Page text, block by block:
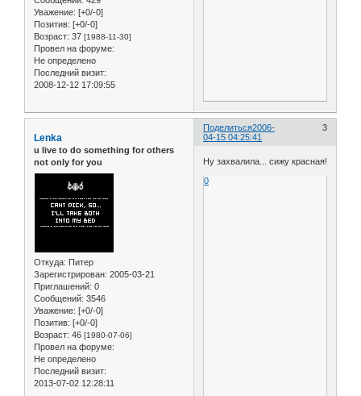
Уважение: [+0/-0]
Позитив: [+0/-0]
Возраст: 37 [1988-11-30]
Провел на форуме:
Не определено
Последний визит:
2008-12-12 17:09:55
Поделиться 3
2006-
04-15 04:25:41
Lenka
u live to do something for others
not only for you
Откуда: Питер
Зарегистрирован: 2005-03-21
Приглашений: 0
Сообщений: 3546
Уважение: [+0/-0]
Позитив: [+0/-0]
Возраст: 46 [1980-07-06]
Провел на форуме:
Не определено
Последний визит:
2013-07-02 12:28:11
Ну захвалила... сижу красная!
0